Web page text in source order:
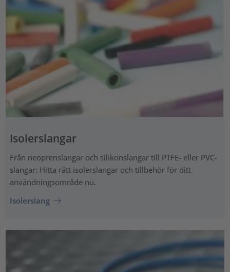
Isolerslangar
Från neoprenslangar och silikonslangar till PTFE- eller PVC-
slangar: Hitta rätt isolerslangar och tillbehör för ditt
användningsområde nu.
Isolerslang